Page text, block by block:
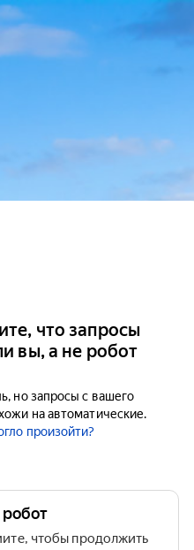
что запросы
вы, а не робот
но запросы с вашего
на автоматические.
произойти?
робот
чтобы продолжить